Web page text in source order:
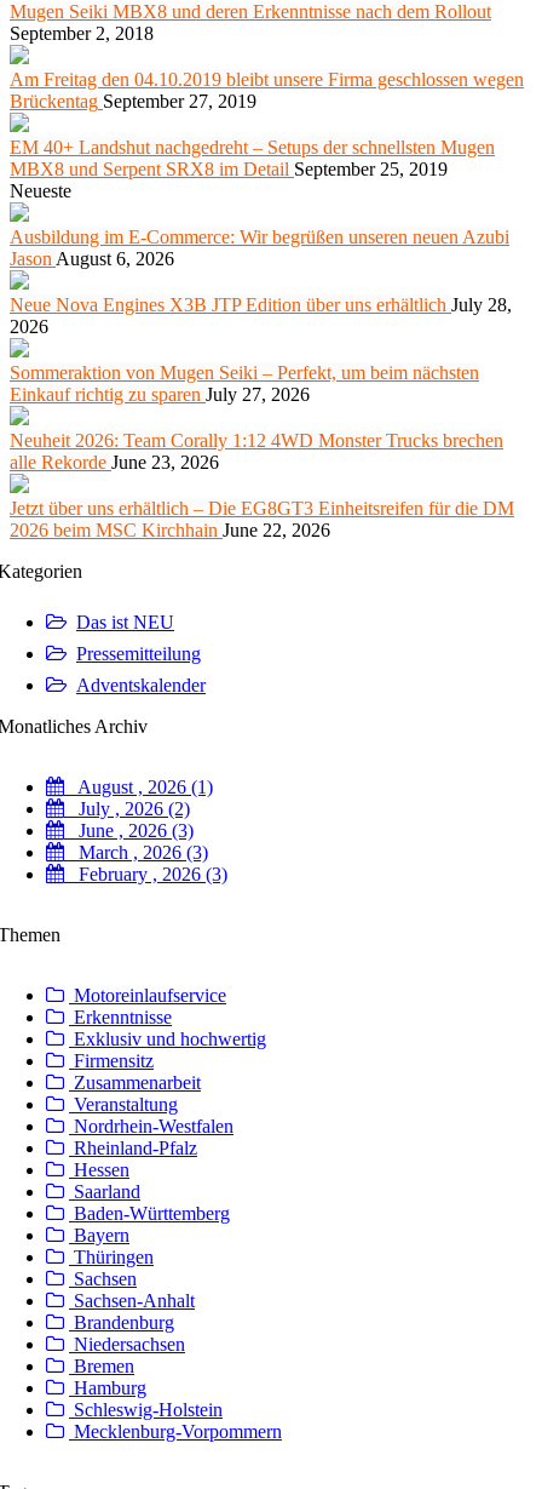
Mugen Seiki MBX8 und deren Erkenntnisse nach dem Rollout
September 2, 2018
Am Freitag den 04.10.2019 bleibt unsere Firma geschlossen wegen
Brückentag September 27, 2019
EM 40+ Landshut nachgedreht – Setups der schnellsten Mugen
MBX8 und Serpent SRX8 im Detail September 25, 2019
Neueste
Ausbildung im E-Commerce: Wir begrüßen unseren neuen Azubi
Jason August 6, 2026
Neue Nova Engines X3B JTP Edition über uns erhältlich July 28,
2026
Sommeraktion von Mugen Seiki – Perfekt, um beim nächsten
Einkauf richtig zu sparen July 27, 2026
Neuheit 2026: Team Corally 1:12 4WD Monster Trucks brechen
alle Rekorde June 23, 2026
Jetzt über uns erhältlich – Die EG8GT3 Einheitsreifen für die DM
2026 beim MSC Kirchhain June 22, 2026
Das ist NEU
Pressemitteilung
Adventskalender
Archiv
August , 2026 (1)
July , 2026 (2)
June , 2026 (3)
March , 2026 (3)
February , 2026 (3)
Motoreinlaufservice
Erkenntnisse
Exklusiv und hochwertig
Firmensitz
Zusammenarbeit
Veranstaltung
Nordrhein-Westfalen
Rheinland-Pfalz
Hessen
Saarland
Baden-Württemberg
Bayern
Thüringen
Sachsen
Sachsen-Anhalt
Brandenburg
Niedersachsen
Bremen
Hamburg
Schleswig-Holstein
Mecklenburg-Vorpommern